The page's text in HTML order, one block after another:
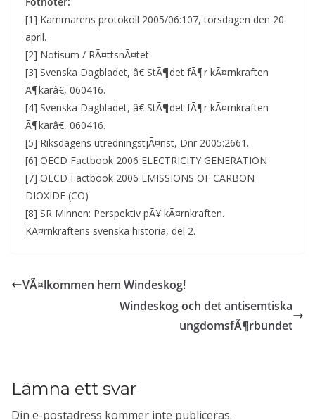
[1] Kammarens protokoll 2005/06:107, torsdagen den 20
april.
[2] Notisum / RÃ¤ttsnÃ¤tet
[3] Svenska Dagbladet, â€ StÃ¶det fÃ¶r kÃ¤rnkraften
Ã¶karâ€, 060416.
[4] Svenska Dagbladet, â€ StÃ¶det fÃ¶r kÃ¤rnkraften
Ã¶karâ€, 060416.
[5] Riksdagens utredningstjÃ¤nst, Dnr 2005:2661.
[6] OECD Factbook 2006 ELECTRICITY GENERATION
[7] OECD Factbook 2006 EMISSIONS OF CARBON
DIOXIDE (CO)
[8] SR Minnen: Perspektiv pÃ¥ kÃ¤rnkraften.
KÃ¤rnkraftens svenska historia, del 2.
VÃ¤lkommen hem Windeskog!
Windeskog och det antisemtiska
ungdomsfÃ¶rbundet
Lämna ett svar
Din e-postadress kommer inte publiceras.